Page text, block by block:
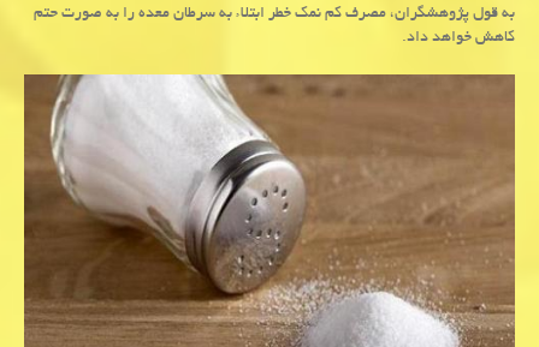
به قول پژوهشگران، مصرف كم نمك خطر ابتلاء به سرطان معده را به صورت حتم
كاهش خواهد داد.